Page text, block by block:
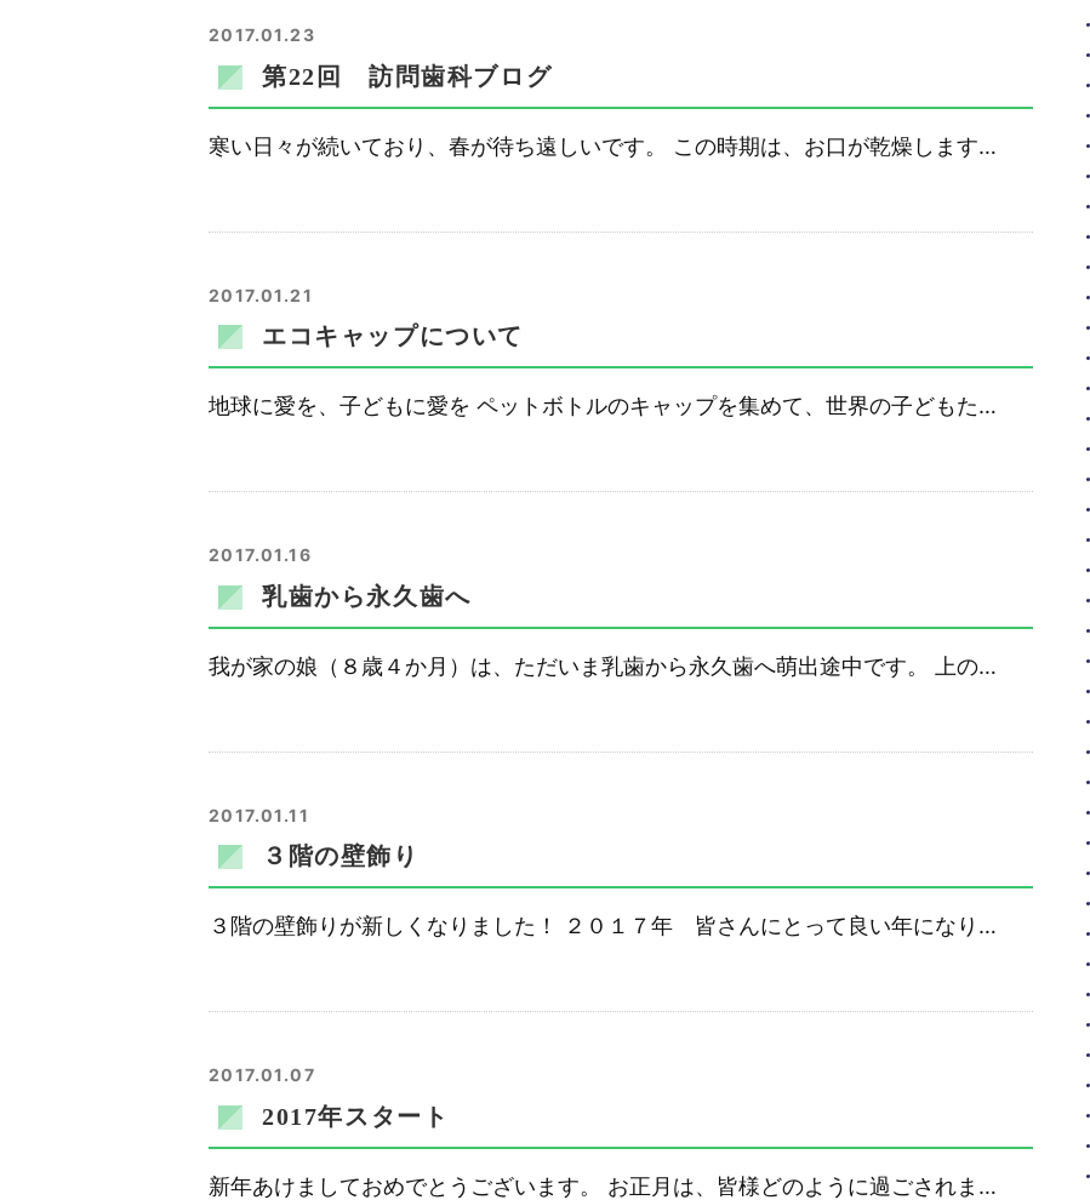
2017.01.23
第22回 訪問歯科ブログ
寒い日々が続いており、春が待ち遠しいです。 この時期は、お口が乾燥します…
2017.01.21
エコキャップについて
地球に愛を、子どもに愛を ペットボトルのキャップを集めて、世界の子どもた…
2017.01.16
乳歯から永久歯へ
我が家の娘（８歳４か月）は、ただいま乳歯から永久歯へ萌出途中です。 上の…
2017.01.11
３階の壁飾り
３階の壁飾りが新しくなりました！ ２０１７年 皆さんにとって良い年になり…
2017.01.07
2017年スタート
新年あけましておめでとうございます。 お正月は、皆様どのように過ごされま…